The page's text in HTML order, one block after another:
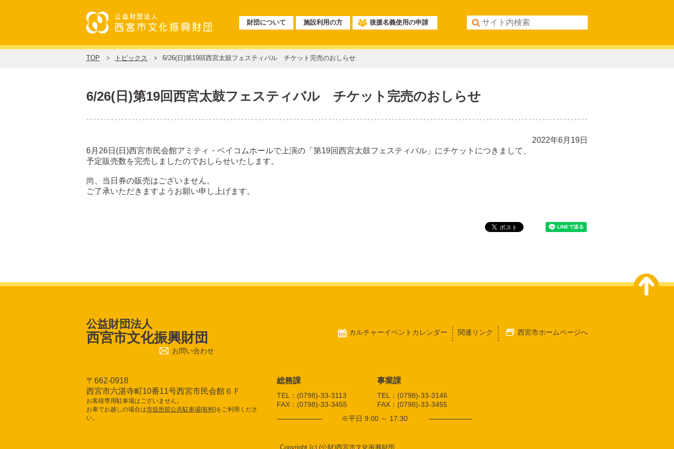
財団について 施設利用の方 後援名義使用の申請
TOP トピックス 6/26(日)第19回西宮太鼓フェスティバル チケット完売のおしらせ
6/26(日)第19回西宮太鼓フェスティバル チケット完売のおしらせ
2022年6月19日
6月26日(日)西宮市民会館アミティ・ベイコムホールで上演の「第19回西宮太鼓フェスティバル」にチケットにつきまして、
予定販売数を完売しましたのでおしらせいたします。
尚、当日券の販売はございません。
ご了承いただきますようお願い申し上げます。
公益財団法人
西宮市文化振興財団
お問い合わせ
カルチャーイベントカレンダー 関連リンク 西宮市ホームページへ
〒662-0918
西宮市六湛寺町10番11号西宮市民会館６Ｆ
お客様専用駐車場はございません。
お車でお越しの場合は市役所前公共駐車場[有料]をご利用くださ
い。
総務課
TEL： (0798)-33-3113
FAX： (0798)-33-3455
事業課
TEL： (0798)-33-3146
FAX： (0798)-33-3455
※平日 9:00 ～ 17:30
Copyright (c) (公財)西宮市文化振興財団